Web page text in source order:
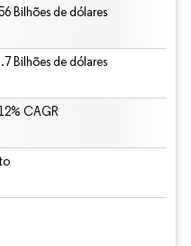
Bilhões de dólares
Bilhões de dólares
CAGR
requer atribuição conforme CC BY 4.0.